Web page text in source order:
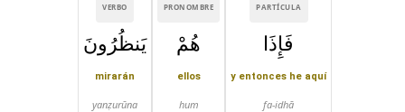
PARTÍCULA
فَإِذَا
y entonces he aquí
fa-idhā
PRONOMBRE
هُمْ
ellos
hum
VERBO
يَنظُرُونَ
mirarán
yanẓurūna